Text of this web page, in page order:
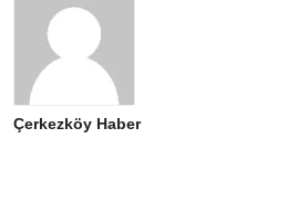
Çerkezköy Haber